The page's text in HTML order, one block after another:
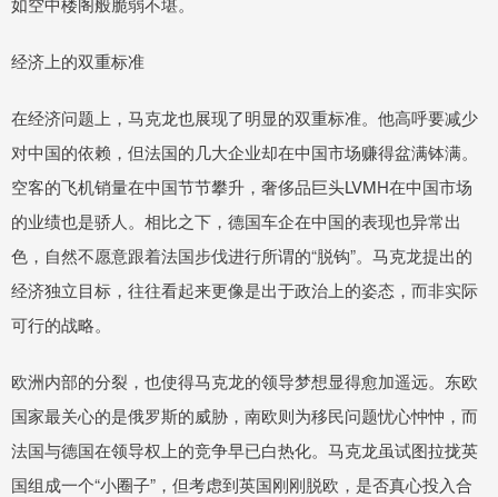
经济上的双重标准
在经济问题上，马克龙也展现了明显的双重标准。他高呼要减少
对中国的依赖，但法国的几大企业却在中国市场赚得盆满钵满。
空客的飞机销量在中国节节攀升，奢侈品巨头LVMH在中国市场
的业绩也是骄人。相比之下，德国车企在中国的表现也异常出
色，自然不愿意跟着法国步伐进行所谓的“脱钩”。马克龙提出的
经济独立目标，往往看起来更像是出于政治上的姿态，而非实际
可行的战略。
欧洲内部的分裂，也使得马克龙的领导梦想显得愈加遥远。东欧
国家最关心的是俄罗斯的威胁，南欧则为移民问题忧心忡忡，而
法国与德国在领导权上的竞争早已白热化。马克龙虽试图拉拢英
国组成一个“小圈子”，但考虑到英国刚刚脱欧，是否真心投入合